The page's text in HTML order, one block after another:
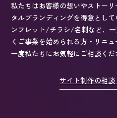
私たちはお客様の想いやストー
タルブランディングを得意とし
ンフレット/チラシ/名刺など、
くご事業を始められる方・リニ
一度私たちにお気軽にご相談くだ
サイト制作の相